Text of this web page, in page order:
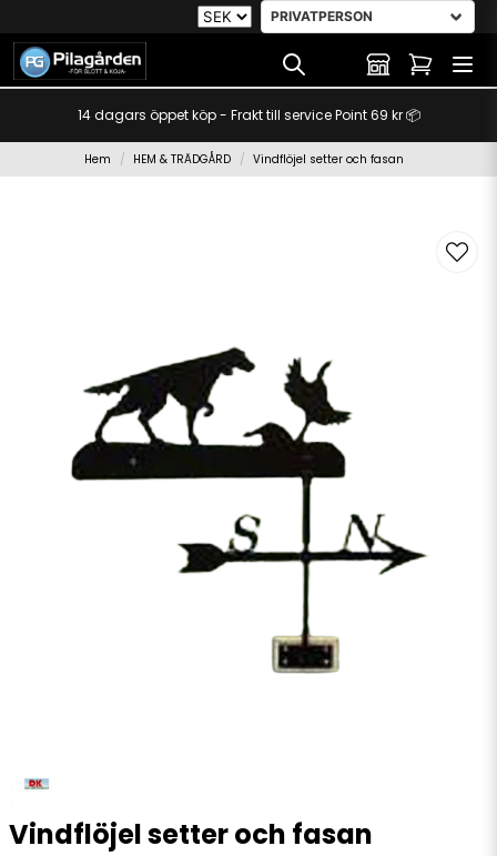
14 dagars öppet köp - Frakt till service Point 69 kr 📦
Hem HEM & TRÄDGÅRD Vindflöjel setter och fasan
Vindflöjel setter och fasan